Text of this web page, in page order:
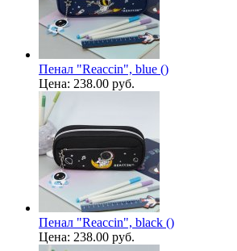
Пенал "Reaccin", blue ()
Цена: 238.00 руб.
Пенал "Reaccin", black ()
Цена: 238.00 руб.